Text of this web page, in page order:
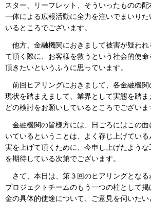
スター、リーフレット、そういったものの
一体による広報活動に全力を注いでまいり
いるところでございます。
他方、金融機関におきまして被害が疑わ
て頂く際に、お客様を救うという社会的使
頂きたいというふうに思っています。
前回ヒアリングにおきまして、各金融機
現状を踏まえまして、業界として実態を踏
どの検討をお願いしているところでございま
金融機関の皆様方には、日ごろにはこの
いているということは、よく存じ上げてい
実を上げて頂くために、今申し上げたような
を期待している次第でございます。
さて、本日は、第３回のヒアリングとな
プロジェクトチームのもう一つの柱として
金の具体的使途について、ご意見を伺いた